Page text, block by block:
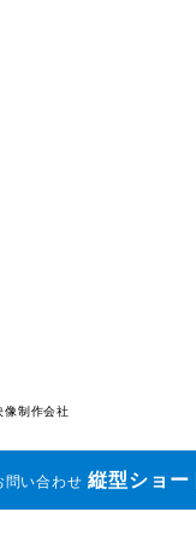
像制作会社
問い合わせ 縦型ショー